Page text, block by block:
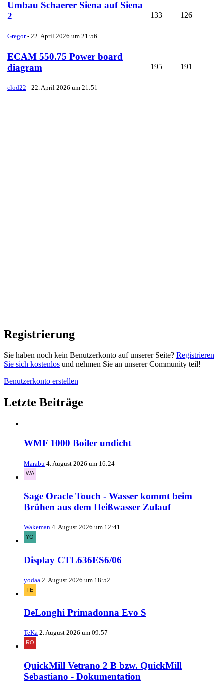
Umbau Schaerer Siena auf Siena
2
Gregor- 22. April 2026 um 21:56
133 126
ECAM 550.75 Power board
diagram
clod22 - 22. April 2026 um 21:51
195 191
Registrierung
Sie haben noch kein Benutzerkonto auf unserer Seite? Registrieren
Sie sich kostenlos und nehmen Sie an unserer Community teil!
Benutzerkonto erstellen
Letzte Beiträge
WMF 1000 Boiler undicht
Marabu 4. August 2026 um 16:24
Sage Oracle Touch - Wasser kommt beim
Brühen aus dem Heißwasser Zulauf
Wakeman 4. August 2026 um 12:41
Display CTL636ES6/06
yodaa 2. August 2026 um 18:52
DeLonghi Primadonna Evo S
TeKa 2. August 2026 um 09:57
QuickMill Vetrano 2 B bzw. QuickMill
Sebastiano - Dokumentation